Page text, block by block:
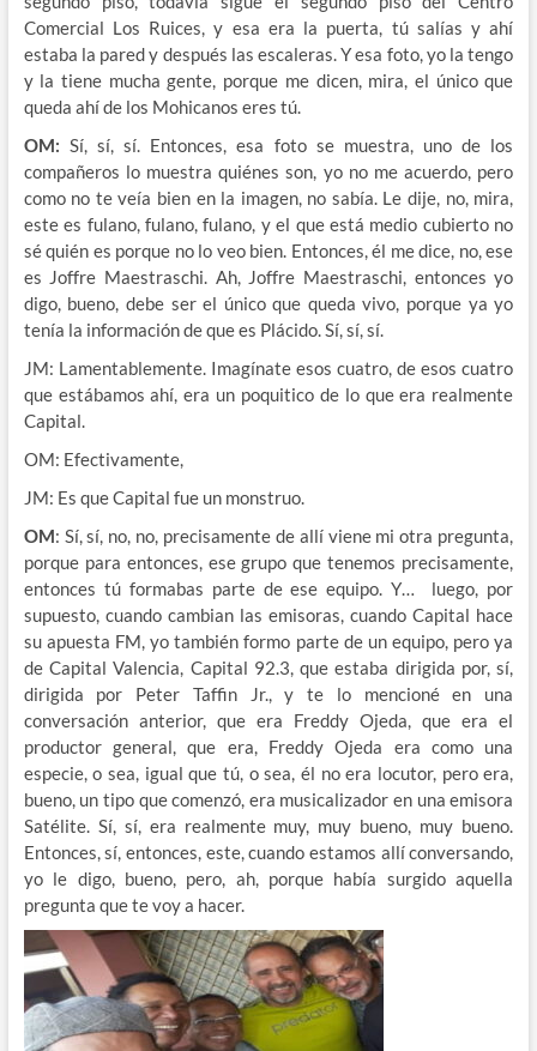
Comercial Los Ruices, y esa era la puerta, tú salías y ahí
estaba la pared y después las escaleras. Y esa foto, yo la tengo
y la tiene mucha gente, porque me dicen, mira, el único que
queda ahí de los Mohicanos eres tú.
OM: Sí, sí, sí. Entonces, esa foto se muestra, uno de los
compañeros lo muestra quiénes son, yo no me acuerdo, pero
como no te veía bien en la imagen, no sabía. Le dije, no, mira,
este es fulano, fulano, fulano, y el que está medio cubierto no
sé quién es porque no lo veo bien. Entonces, él me dice, no, ese
es Joffre Maestraschi. Ah, Joffre Maestraschi, entonces yo
digo, bueno, debe ser el único que queda vivo, porque ya yo
tenía la información de que es Plácido. Sí, sí, sí.
JM: Lamentablemente. Imagínate esos cuatro, de esos cuatro
que estábamos ahí, era un poquitico de lo que era realmente
Capital.
OM: Efectivamente,
JM: Es que Capital fue un monstruo.
OM: Sí, sí, no, no, precisamente de allí viene mi otra pregunta,
porque para entonces, ese grupo que tenemos precisamente,
entonces tú formabas parte de ese equipo. Y… luego, por
supuesto, cuando cambian las emisoras, cuando Capital hace
su apuesta FM, yo también formo parte de un equipo, pero ya
de Capital Valencia, Capital 92.3, que estaba dirigida por, sí,
dirigida por Peter Taffin Jr., y te lo mencioné en una
conversación anterior, que era Freddy Ojeda, que era el
productor general, que era, Freddy Ojeda era como una
especie, o sea, igual que tú, o sea, él no era locutor, pero era,
bueno, un tipo que comenzó, era musicalizador en una emisora
Satélite. Sí, sí, era realmente muy, muy bueno, muy bueno.
Entonces, sí, entonces, este, cuando estamos allí conversando,
yo le digo, bueno, pero, ah, porque había surgido aquella
pregunta que te voy a hacer.